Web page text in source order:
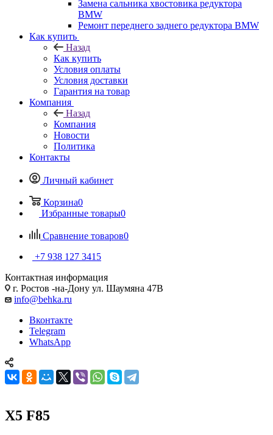
Замена сальника хвостовика редуктора
BMW
Ремонт переднего заднего редуктора BMW
Как купить
Назад
Как купить
Условия оплаты
Условия доставки
Гарантия на товар
Компания
Назад
Компания
Новости
Политика
Контакты
Личный кабинет
Корзина0
Избранные товары0
Сравнение товаров0
+7 938 127 3415
Контактная информация
г. Ростов -на-Дону ул. Шаумяна 47В
info@behka.ru
Вконтакте
Telegram
WhatsApp
X5 F85